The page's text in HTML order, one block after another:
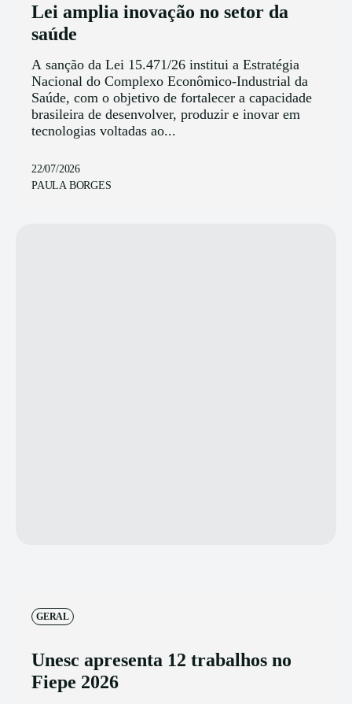
Lei amplia inovação no setor da
saúde
A sanção da Lei 15.471/26 institui a Estratégia
Nacional do Complexo Econômico-Industrial da
Saúde, com o objetivo de fortalecer a capacidade
brasileira de desenvolver, produzir e inovar em
tecnologias voltadas ao...
22/07/2026
PAULA BORGES
GERAL
Unesc apresenta 12 trabalhos no
Fiepe 2026